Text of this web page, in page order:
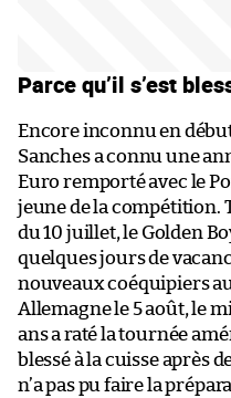
Parce qu’il s’est
Encore inconnu en
Sanches a connu une
Euro remporté avec le
jeune de la compétition.
du 10 juillet, le Golden
quelques jours de
nouveaux coéquipiers
Allemagne le 5 août, le
ans a raté la tournée
blessé à la cuisse après
n’a pas pu faire la